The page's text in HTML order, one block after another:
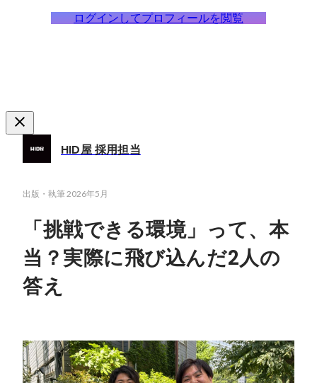
ログインしてプロフィールを閲覧
HID屋 採用担当
出版・執筆2026年5月
「挑戦できる環境」って、本
当？実際に飛び込んだ2人の
答え